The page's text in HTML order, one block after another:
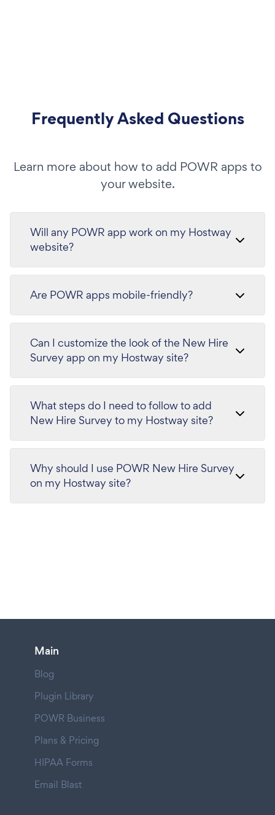
Frequently Asked Questions
Learn more about how to add POWR apps to
your website.
Will any POWR app work on my Hostway
website?
Are POWR apps mobile-friendly?
Can I customize the look of the New Hire
Survey app on my Hostway site?
What steps do I need to follow to add
New Hire Survey to my Hostway site?
Why should I use POWR New Hire Survey
on my Hostway site?
Main
Blog
Plugin Library
POWR Business
Plans & Pricing
HIPAA Forms
Email Blast